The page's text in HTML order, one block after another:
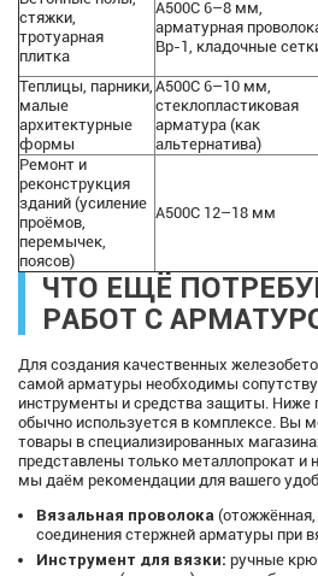
стяжки,
тротуарная
плитка
А500С 6–8 мм,
арматурная
Вр-1, кладочные
Теплицы, парники,
малые
архитектурные
формы
А500С 6–10 мм,
стеклопластиковая
арматура (как
альтернатива)
Ремонт и
реконструкция
зданий (усиление
проёмов,
перемычек,
поясов)
А500С 12–18 мм
ЧТО ЕЩЁ
РАБОТ С
Для создания качественных
самой арматуры необходимы
инструменты и средства защиты. Ниже
обычно используется в комплексе. Вы
товары в специализированных
представлены только металлопрокат и
мы даём рекомендации для вашего
Вязальная проволока
соединения стержней арматуры при
Инструмент для вязки: ручные